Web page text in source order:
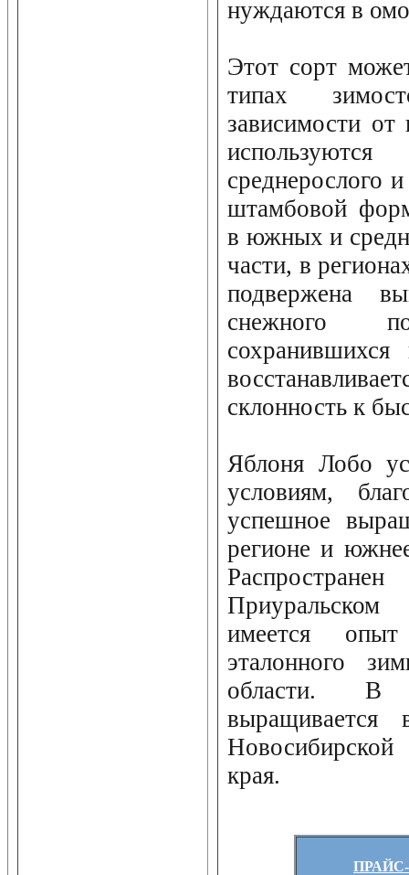
нуждаются в
Этот сорт
типах
зависимости от
среднерослого
штамбовой
в южных и
части, в
подвержена
снежного
склонность к
Яблоня Лобо
условиям,
успешное
регионе и
имеется
эталонного
области. В
выращивается
края.